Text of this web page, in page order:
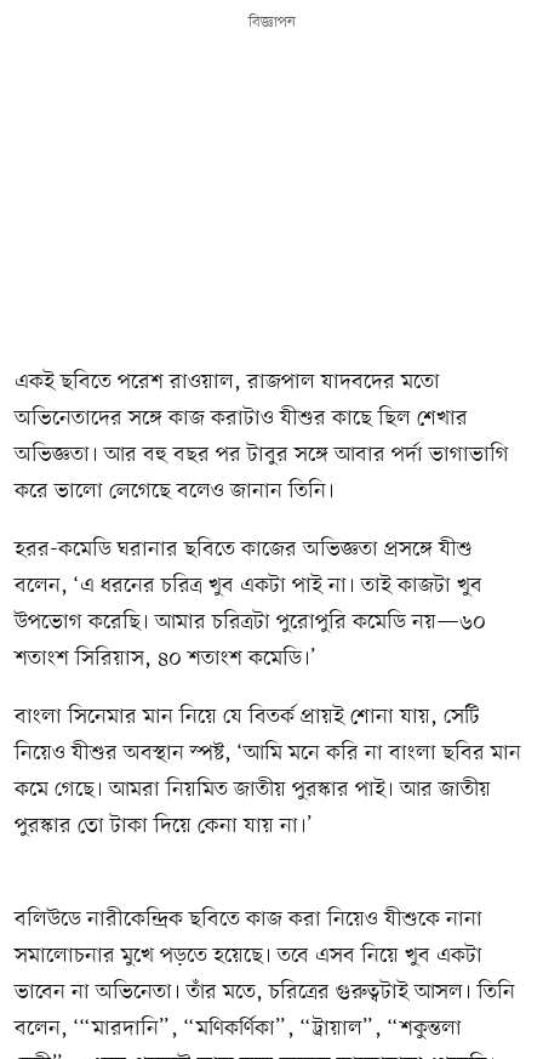
বিজ্ঞাপন
একই ছবিতে পরেশ রাওয়াল, রাজপাল যাদবদের মতো
অভিনেতাদের সঙ্গে কাজ করাটাও যীশুর কাছে ছিল শেখার
অভিজ্ঞতা। আর বহু বছর পর টাবুর সঙ্গে আবার পর্দা ভাগাভাগি
করে ভালো লেগেছে বলেও জানান তিনি।
হরর-কমেডি ঘরানার ছবিতে কাজের অভিজ্ঞতা প্রসঙ্গে যীশু
বলেন, ‘এ ধরনের চরিত্র খুব একটা পাই না। তাই কাজটা খুব
উপভোগ করেছি। আমার চরিত্রটা পুরোপুরি কমেডি নয়—৬০
শতাংশ সিরিয়াস, ৪০ শতাংশ কমেডি।’
বাংলা সিনেমার মান নিয়ে যে বিতর্ক প্রায়ই শোনা যায়, সেটি
নিয়েও যীশুর অবস্থান স্পষ্ট, ‘আমি মনে করি না বাংলা ছবির মান
কমে গেছে। আমরা নিয়মিত জাতীয় পুরস্কার পাই। আর জাতীয়
পুরস্কার তো টাকা দিয়ে কেনা যায় না।’
বলিউডে নারীকেন্দ্রিক ছবিতে কাজ করা নিয়েও যীশুকে নানা
সমালোচনার মুখে পড়তে হয়েছে। তবে এসব নিয়ে খুব একটা
ভাবেন না অভিনেতা। তাঁর মতে, চরিত্রের গুরুত্বটাই আসল। তিনি
বলেন, ‘“মারদানি”, “মণিকর্ণিকা”, “ট্রায়াল”, “শকুন্তলা